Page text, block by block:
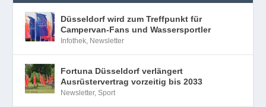
Düsseldorf wird zum Treffpunkt für
Campervan-Fans und Wassersportler
Infothek, Newsletter
Fortuna Düsseldorf verlängert
Ausrüstervertrag vorzeitig bis 2033
Newsletter,Sport